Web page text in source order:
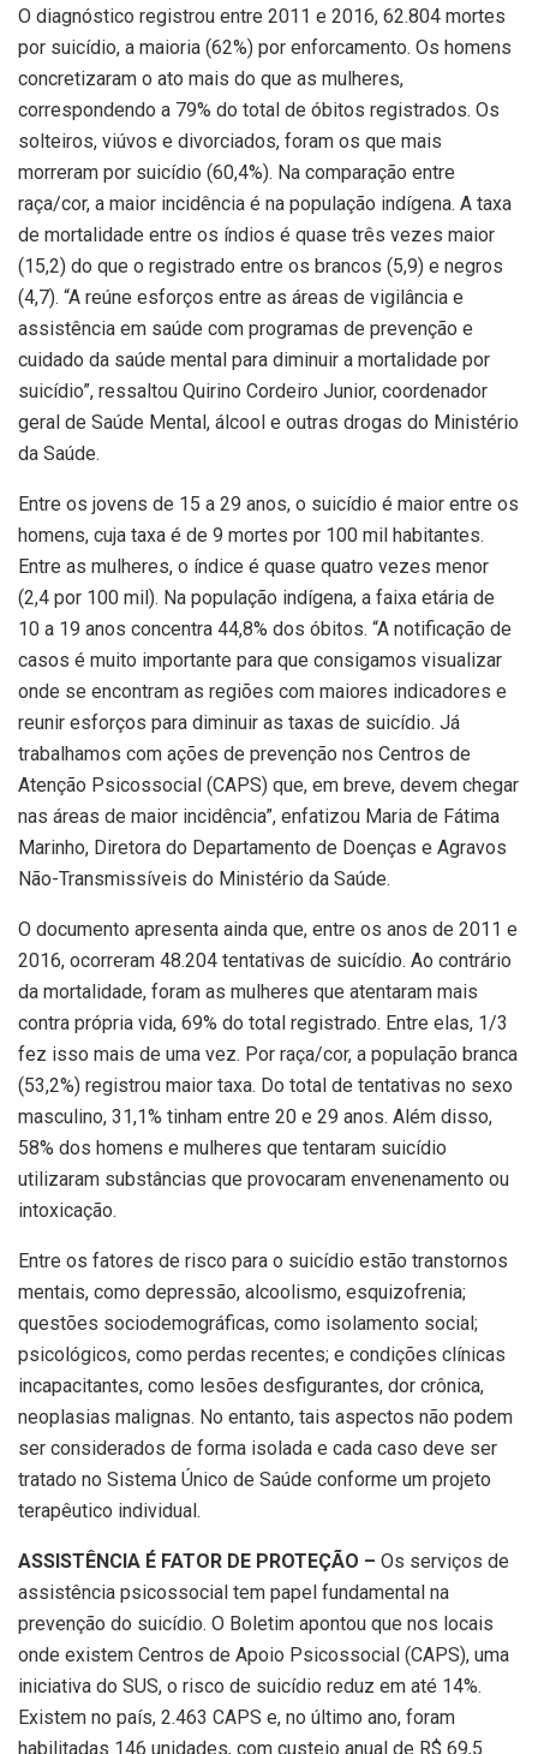
O diagnóstico registrou entre 2011 e 2016, 62.804 mortes
por suicídio, a maioria (62%) por enforcamento. Os homens
concretizaram o ato mais do que as mulheres,
correspondendo a 79% do total de óbitos registrados. Os
solteiros, viúvos e divorciados, foram os que mais
morreram por suicídio (60,4%). Na comparação entre
raça/cor, a maior incidência é na população indígena. A taxa
de mortalidade entre os índios é quase três vezes maior
(15,2) do que o registrado entre os brancos (5,9) e negros
(4,7). “A reúne esforços entre as áreas de vigilância e
assistência em saúde com programas de prevenção e
cuidado da saúde mental para diminuir a mortalidade por
suicídio”, ressaltou Quirino Cordeiro Junior, coordenador
geral de Saúde Mental, álcool e outras drogas do Ministério
da Saúde.
Entre os jovens de 15 a 29 anos, o suicídio é maior entre os
homens, cuja taxa é de 9 mortes por 100 mil habitantes.
Entre as mulheres, o índice é quase quatro vezes menor
(2,4 por 100 mil). Na população indígena, a faixa etária de
10 a 19 anos concentra 44,8% dos óbitos. “A notificação de
casos é muito importante para que consigamos visualizar
onde se encontram as regiões com maiores indicadores e
reunir esforços para diminuir as taxas de suicídio. Já
trabalhamos com ações de prevenção nos Centros de
Atenção Psicossocial (CAPS) que, em breve, devem chegar
nas áreas de maior incidência”, enfatizou Maria de Fátima
Marinho, Diretora do Departamento de Doenças e Agravos
Não-Transmissíveis do Ministério da Saúde.
O documento apresenta ainda que, entre os anos de 2011 e
2016, ocorreram 48.204 tentativas de suicídio. Ao contrário
da mortalidade, foram as mulheres que atentaram mais
contra própria vida, 69% do total registrado. Entre elas, 1/3
fez isso mais de uma vez. Por raça/cor, a população branca
(53,2%) registrou maior taxa. Do total de tentativas no sexo
masculino, 31,1% tinham entre 20 e 29 anos. Além disso,
58% dos homens e mulheres que tentaram suicídio
utilizaram substâncias que provocaram envenenamento ou
intoxicação.
Entre os fatores de risco para o suicídio estão transtornos
mentais, como depressão, alcoolismo, esquizofrenia;
questões sociodemográficas, como isolamento social;
psicológicos, como perdas recentes; e condições clínicas
incapacitantes, como lesões desfigurantes, dor crônica,
neoplasias malignas. No entanto, tais aspectos não podem
ser considerados de forma isolada e cada caso deve ser
tratado no Sistema Único de Saúde conforme um projeto
terapêutico individual.
ASSISTÊNCIA É FATOR DE PROTEÇÃO – Os serviços de
assistência psicossocial tem papel fundamental na
prevenção do suicídio. O Boletim apontou que nos locais
onde existem Centros de Apoio Psicossocial (CAPS), uma
iniciativa do SUS, o risco de suicídio reduz em até 14%.
Existem no país, 2.463 CAPS e, no último ano, foram
habilitadas 146 unidades, com custeio anual de R$ 69,5